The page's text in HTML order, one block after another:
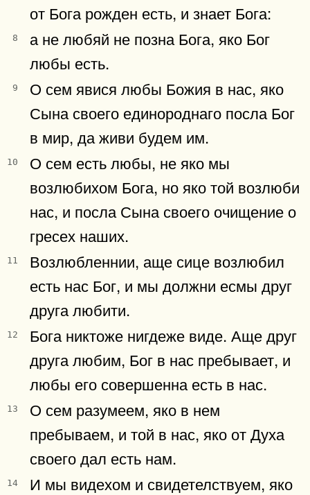
от Бога рожден есть, и знает Бога:
8
а не любяй не позна Бога, яко Бог
любы есть.
9
О сем явися любы Божия в нас, яко
Сына своего единороднаго посла Бог
в мир, да живи будем им.
10
О сем есть любы, не яко мы
возлюбихом Бога, но яко той возлюби
нас, и посла Сына своего очищение о
гресех наших.
11
Возлюбленнии, аще сице возлюбил
есть нас Бог, и мы должни есмы друг
друга любити.
12
Бога никтоже нигдеже виде. Аще друг
друга любим, Бог в нас пребывает, и
любы его совершенна есть в нас.
13
О сем разумеем, яко в нем
пребываем, и той в нас, яко от Духа
своего дал есть нам.
14
И мы видехом и свидетелствуем, яко